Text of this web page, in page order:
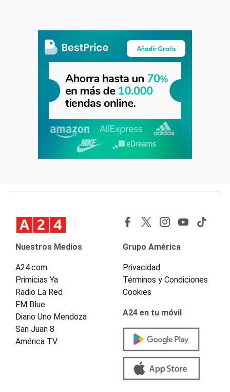
Nuestros Medios
A24.com
Primicias Ya
Radio La Red
FM Blue
Diario Uno Mendoza
San Juan 8
América TV
Grupo América
Privacidad
Términos y Condiciones
Cookies
A24 en tu móvil